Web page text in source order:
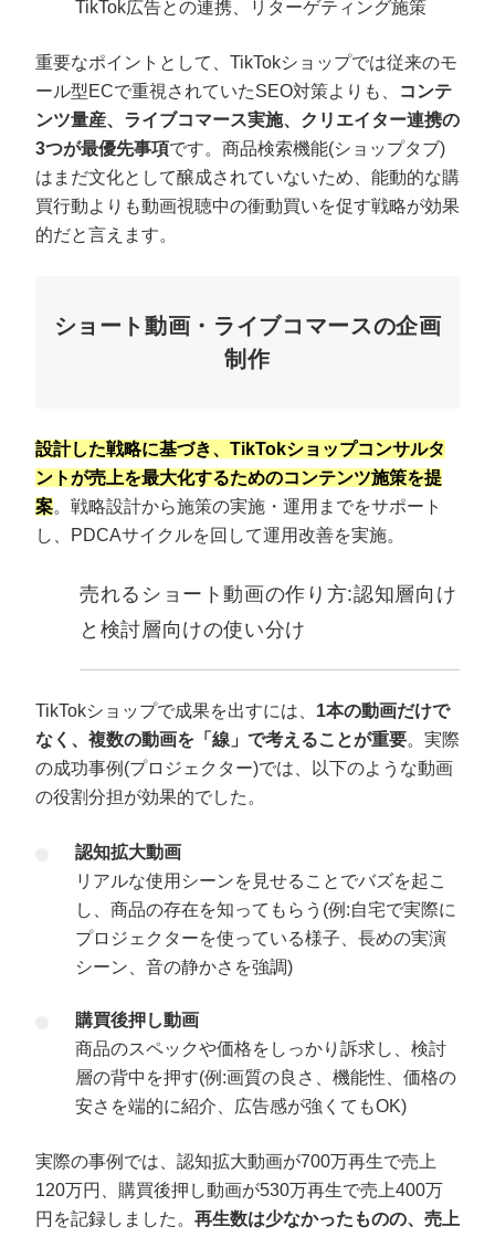
TikTok広告との連携、リターゲティング施策
重要なポイントとして、TikTokショップでは従来のモ
ール型ECで重視されていたSEO対策よりも、
コンテ
ンツ量産、ライブコマース実施、クリエイター連携の
3つが最優先事項です。商品検索機能(ショップタブ)
はまだ文化として醸成されていないため、能動的な購
買行動よりも動画視聴中の衝動買いを促す戦略が効果
的だと言えます。
ショート動画・ライブコマースの企画
制作
設計した戦略に基づき、TikTokショップコンサルタ
ントが売上を最大化するためのコンテンツ施策を提
案。戦略設計から施策の実施・運用までをサポート
し、PDCAサイクルを回して運用改善を実施。
売れるショート動画の作り方:認知層向け
と検討層向けの使い分け
TikTokショップで成果を出すには、 1本の動画だけで
なく、複数の動画を「線」で考えることが重要。実際
の成功事例(プロジェクター)では、以下のような動画
の役割分担が効果的でした。
認知拡大動画
リアルな使用シーンを見せることでバズを起こ
し、商品の存在を知ってもらう(例:自宅で実際に
プロジェクターを使っている様子、長めの実演
シーン、音の静かさを強調)
購買後押し動画
商品のスペックや価格をしっかり訴求し、検討
層の背中を押す(例:画質の良さ、機能性、価格の
安さを端的に紹介、広告感が強くてもOK)
実際の事例では、認知拡大動画が700万再生で売上
120万円、購買後押し動画が530万再生で売上400万
円を記録しました。 再生数は少なかったものの、売上